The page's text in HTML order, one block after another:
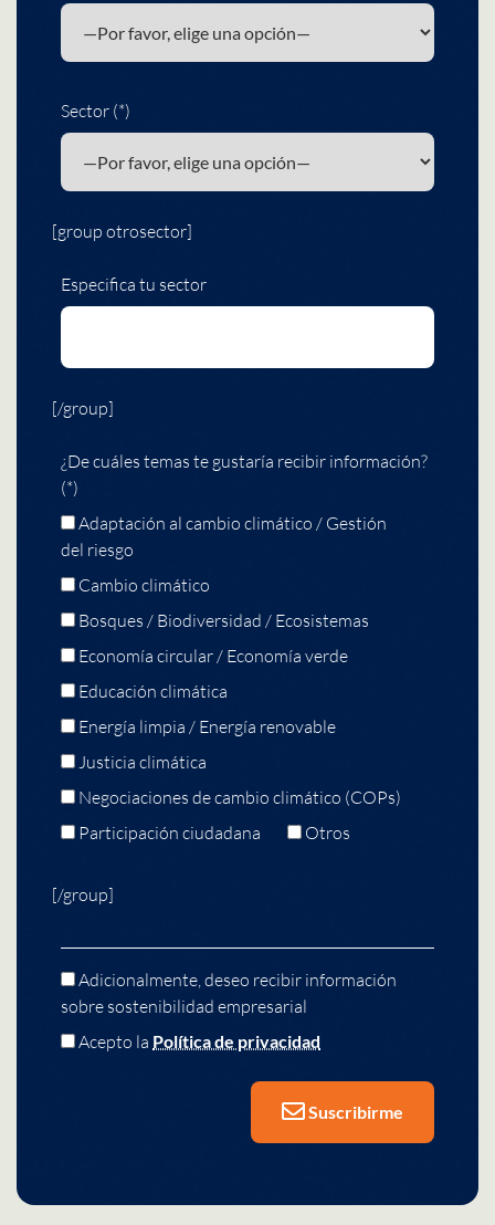
Sector (*)
[group otrosector]
Especifica tu sector
[/group]
¿De cuáles temas te gustaría recibir información?
(*)
Adaptación al cambio climático / Gestión
del riesgo
Cambio climático
Bosques / Biodiversidad / Ecosistemas
Economía circular / Economía verde
Educación climática
Energía limpia / Energía renovable
Justicia climática
Negociaciones de cambio climático (COPs)
Participación ciudadana
Otros
[/group]
Adicionalmente, deseo recibir información
sobre sostenibilidad empresarial
Acepto la Política de privacidad
Suscribirme